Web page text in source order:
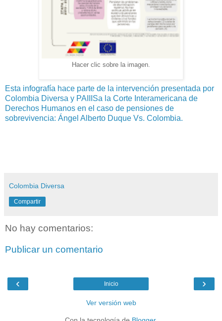
Hacer clic sobre la imagen.
Esta infografía hace parte de la intervención presentada por
Colombia Diversa y PAIIISa la Corte Interamericana de
Derechos Humanos en el caso de pensiones de
sobrevivencia: Ángel Alberto Duque Vs. Colombia.
Colombia Diversa
Compartir
No hay comentarios:
Publicar un comentario
‹ ›
Inicio
Ver versión web